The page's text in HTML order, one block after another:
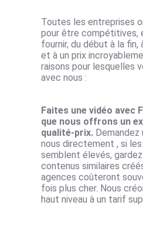
Toutes les entreprises
pour être compétitives,
fournir, du début à la
et à un prix
raisons pour lesquelles
avec nous :
Faites une vidéo avec
que nous offrons un
qualité-prix.
nous directement , si
semblent élevés,
contenus similaires
agences coûteront
fois plus cher. Nous
haut niveau à un tarif